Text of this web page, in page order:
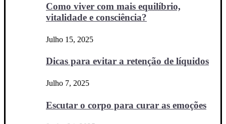
Como viver com mais equilíbrio,
vitalidade e consciência?
Julho 15, 2025
Dicas para evitar a retenção de líquidos
Julho 7, 2025
Escutar o corpo para curar as emoções